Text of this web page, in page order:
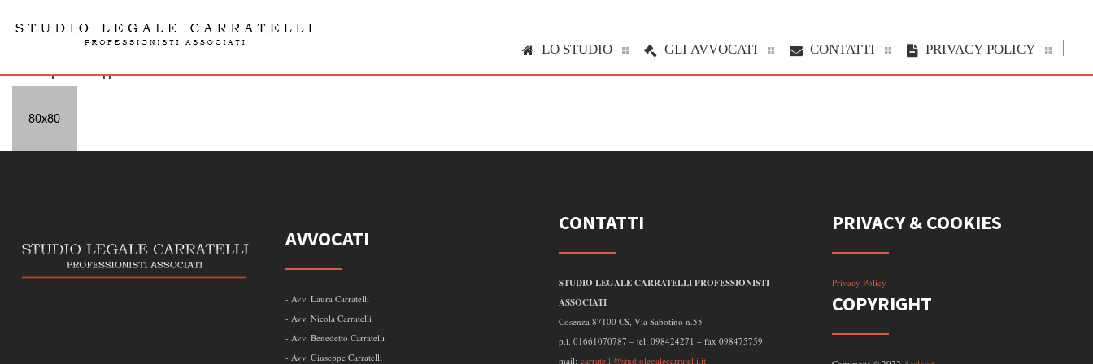
LO STUDIO GLI AVVOCATI CONTATTI PRIVACY POLICY
icon7-white
admin | 09.01.16| | 0 Comments
AVVOCATI
- Avv. Laura Carratelli
- Avv. Nicola Carratelli
- Avv. Benedetto Carratelli
- Avv. Giuseppe Carratelli
CONTATTI
STUDIO LEGALE CARRATELLI PROFESSIONISTI
ASSOCIATI
Cosenza 87100 CS, Via Sabotino n.55
p.i. 01661070787 – tel. 098424271 – fax 098475759
mail: carratelli@studiolegalecarratelli.it
PRIVACY & COOKIES
Privacy Policy
COPYRIGHT